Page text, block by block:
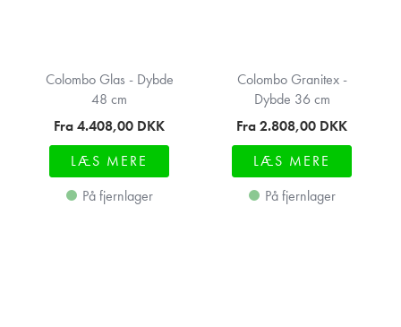
Colombo Glas - Dybde
48 cm
Fra 4.408,00 DKK
LÆS MERE
På fjernlager
Colombo Granitex -
Dybde 36 cm
Fra 2.808,00 DKK
LÆS MERE
På fjernlager